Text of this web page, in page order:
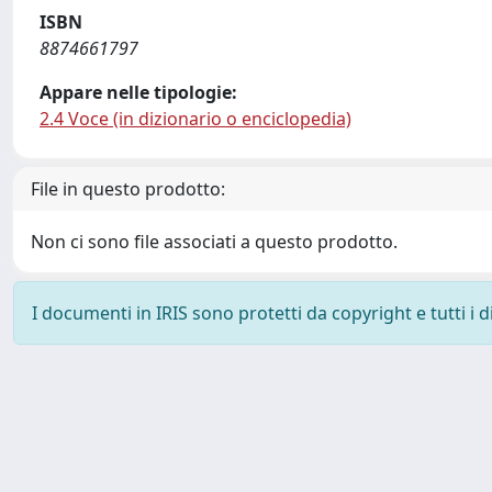
ISBN
8874661797
Appare nelle tipologie:
2.4 Voce (in dizionario o enciclopedia)
File in questo prodotto:
Non ci sono file associati a questo prodotto.
I documenti in IRIS sono protetti da copyright e tutti i